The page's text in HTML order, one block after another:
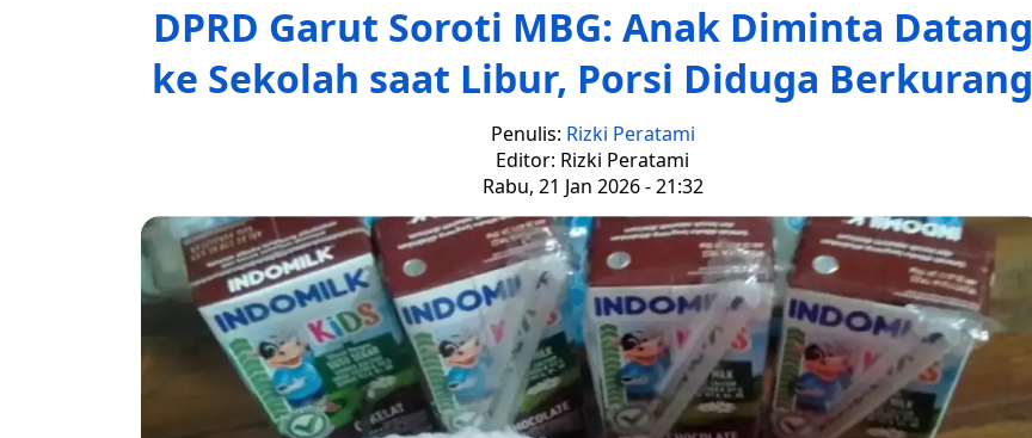
DPRD Garut Soroti MBG: Anak Diminta Datang
ke Sekolah saat Libur, Porsi Diduga Berkurang
Penulis: Rizki Peratami
Editor: Rizki Peratami
Rabu, 21 Jan 2026 - 21:32